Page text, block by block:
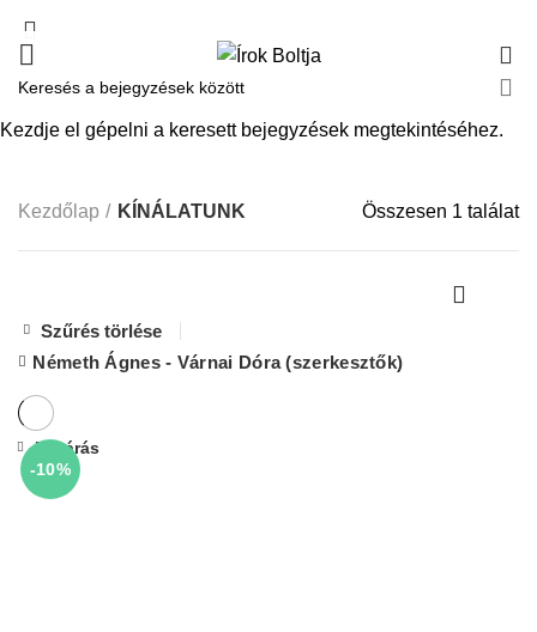
KÍNÁLATUNK
Kezdőlap KÍNÁLATUNK Összesen 1 találat
Szűrés törlése
Németh Ágnes - Várnai Dóra (szerkesztők)
-10%
Bezárás
Kezdje el gépelni a keresett bejegyzések megtekintéséhez.